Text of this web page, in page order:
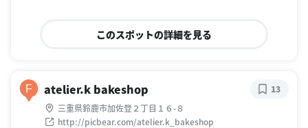
このスポットの詳細を見る
F atelier.k bakeshop
三重県鈴鹿市加佐登２丁目１６-８
http://picbear.com/atelier.k_bakeshop
13